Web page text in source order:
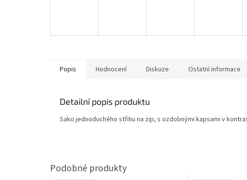
Popis Hodnocení Diskuze Ostatní informace
Detailní popis produktu
Sako jednoduchého střihu na zip, s ozdobnými kapsami v